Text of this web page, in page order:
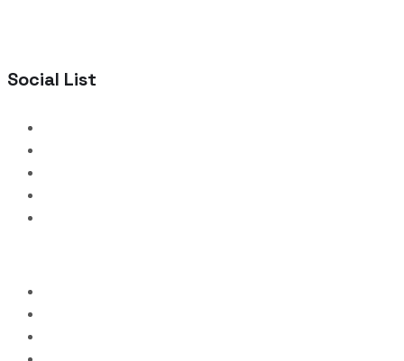
Social List